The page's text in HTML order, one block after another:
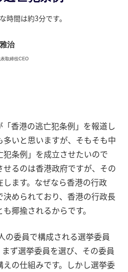
時間は約3分です。
治
取締役CEO
香港の逃亡犯条例」を報道し
いと思いますが、そもそも中
条例」を成立させたいので
せるのは香港政府ですが、その
ます。なぜなら香港の行政
決められており、香港の行政長
揶揄されるからです。
の委員で構成される選挙委員
ず選挙委員を選び、その委員
の仕組みです。しかし選挙委